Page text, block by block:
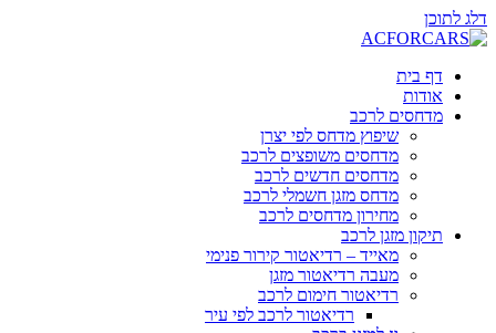
דלג לתוכן
דף בית
אודות
מדחסים לרכב
שיפוץ מדחס לפי יצרן
מדחסים משופצים לרכב
מדחסים חדשים לרכב
מדחס מזגן חשמלי לרכב
מחירון מדחסים לרכב
תיקון מזגן לרכב
מאייד – רדיאטור קירור פנימי
מעבה רדיאטור מזגן
רדיאטור חימום לרכב
רדיאטור לרכב לפי עיר